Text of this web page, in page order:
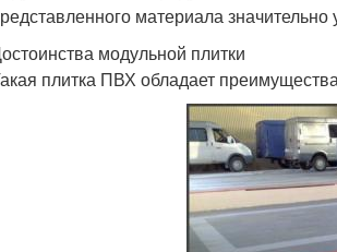
материала значительно
модульной плитки
плитка ПВХ обладает